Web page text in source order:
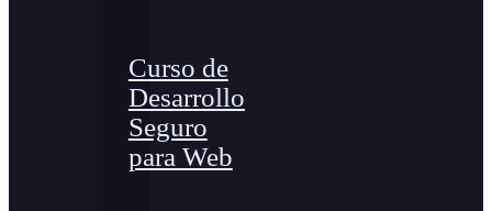
Curso de
Desarrollo
Seguro
para Web